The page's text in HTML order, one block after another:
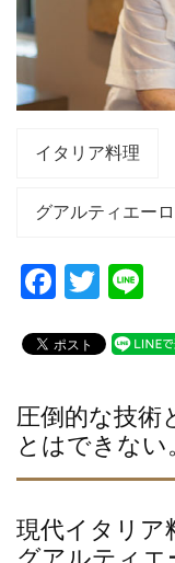
イタリア料理
グアルティエー
F
c
b
o
o
k
T
tt
e
圧倒的な技術
とはできない
現代イタリア